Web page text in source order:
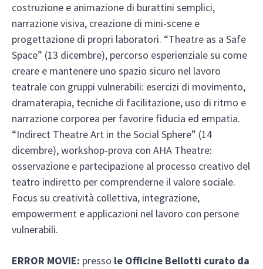
costruzione e animazione di burattini semplici,
narrazione visiva, creazione di mini-scene e
progettazione di propri laboratori. “Theatre as a Safe
Space” (13 dicembre), percorso esperienziale su come
creare e mantenere uno spazio sicuro nel lavoro
teatrale con gruppi vulnerabili: esercizi di movimento,
dramaterapia, tecniche di facilitazione, uso di ritmo e
narrazione corporea per favorire fiducia ed empatia.
“Indirect Theatre Art in the Social Sphere” (14
dicembre), workshop-prova con AHA Theatre:
osservazione e partecipazione al processo creativo del
teatro indiretto per comprenderne il valore sociale.
Focus su creatività collettiva, integrazione,
empowerment e applicazioni nel lavoro con persone
vulnerabili.
ERROR MOVIE: presso le Officine Bellotti curato da